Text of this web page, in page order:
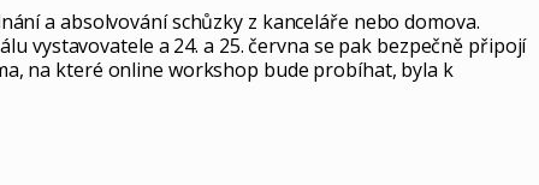
a absolvování schůzky z kanceláře nebo domova.
vystavovatele a 24. a 25. června se pak bezpečně připojí
na které online workshop bude probíhat, byla k